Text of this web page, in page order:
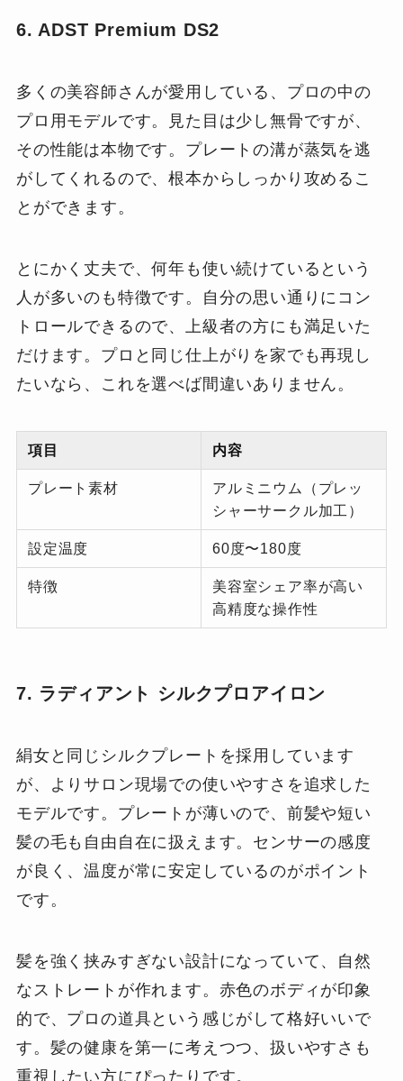
6. ADST Premium DS2
多くの美容師さんが愛用している、プロの中の
プロ用モデルです。見た目は少し無骨ですが、
その性能は本物です。プレートの溝が蒸気を逃
がしてくれるので、根本からしっかり攻めるこ
とができます。
とにかく丈夫で、何年も使い続けているという
人が多いのも特徴です。自分の思い通りにコン
トロールできるので、上級者の方にも満足いた
だけます。プロと同じ仕上がりを家でも再現し
たいなら、これを選べば間違いありません。
項目 内容
プレート素材
アルミニウム（プレッ
シャーサークル加工）
設定温度 60度〜180度
特徴
美容室シェア率が高い
高精度な操作性
7. ラディアント シルクプロアイロン
絹女と同じシルクプレートを採用しています
が、よりサロン現場での使いやすさを追求した
モデルです。プレートが薄いので、前髪や短い
髪の毛も自由自在に扱えます。センサーの感度
が良く、温度が常に安定しているのがポイント
です。
髪を強く挟みすぎない設計になっていて、自然
なストレートが作れます。赤色のボディが印象
的で、プロの道具という感じがして格好いいで
す。髪の健康を第一に考えつつ、扱いやすさも
重視したい方にぴったりです。